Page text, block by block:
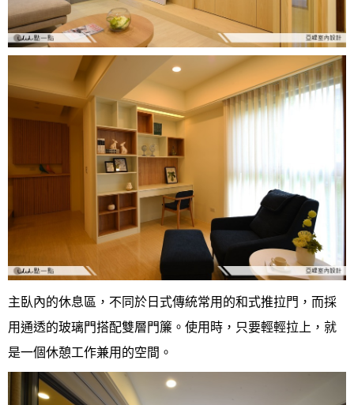
主臥內的休息區，不同於日式傳統常用的和式推拉門，而採
用通透的玻璃門搭配雙層門簾。使用時，只要輕輕拉上，就
是一個休憩工作兼用的空間。